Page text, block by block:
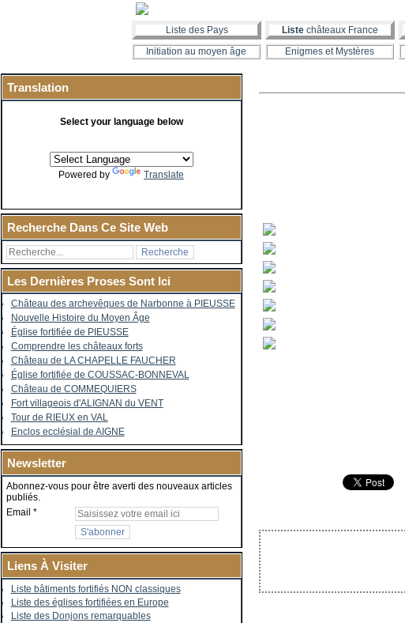
Liste des Pays Liste châteaux France
Initiation au moyen âge
Enigmes et Mystères
Translation
Select your language below
Powered by Translate
Recherche Dans Ce Site Web
Les Dernières Proses Sont Ici
Château des archevêques de Narbonne à PIEUSSE
Nouvelle Histoire du Moyen Âge
Église fortifiée de PIEUSSE
Comprendre les châteaux forts
Château de LA CHAPELLE FAUCHER
Église fortifiée de COUSSAC-BONNEVAL
Château de COMMEQUIERS
Fort villageois d'ALIGNAN du VENT
Tour de RIEUX en VAL
Enclos ecclésial de AIGNE
Newsletter
Abonnez-vous pour être averti des nouveaux articles
publiés.
Email
Liens À Visiter
Liste bâtiments fortifiés NON classiques
Liste des églises fortifiées en Europe
Liste des Donjons remarquables